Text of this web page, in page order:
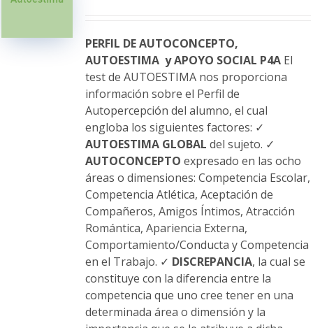
elegir
en
la
página
de
producto
PERFIL DE AUTOCONCEPTO,
AUTOESTIMA y APOYO SOCIAL P4AEl
test de AUTOESTIMA nos proporciona
información sobre el Perfil de
Autopercepción del alumno, el cual
engloba los siguientes factores: ✓
AUTOESTIMA GLOBAL del sujeto. ✓
AUTOCONCEPTO expresado en las ocho
áreas o dimensiones: Competencia Escolar,
Competencia Atlética, Aceptación de
Compañeros, Amigos Íntimos, Atracción
Romántica, Apariencia Externa,
Comportamiento/Conducta y Competencia
en el Trabajo. ✓ DISCREPANCIA, la cual se
constituye con la diferencia entre la
competencia que uno cree tener en una
determinada área o dimensión y la